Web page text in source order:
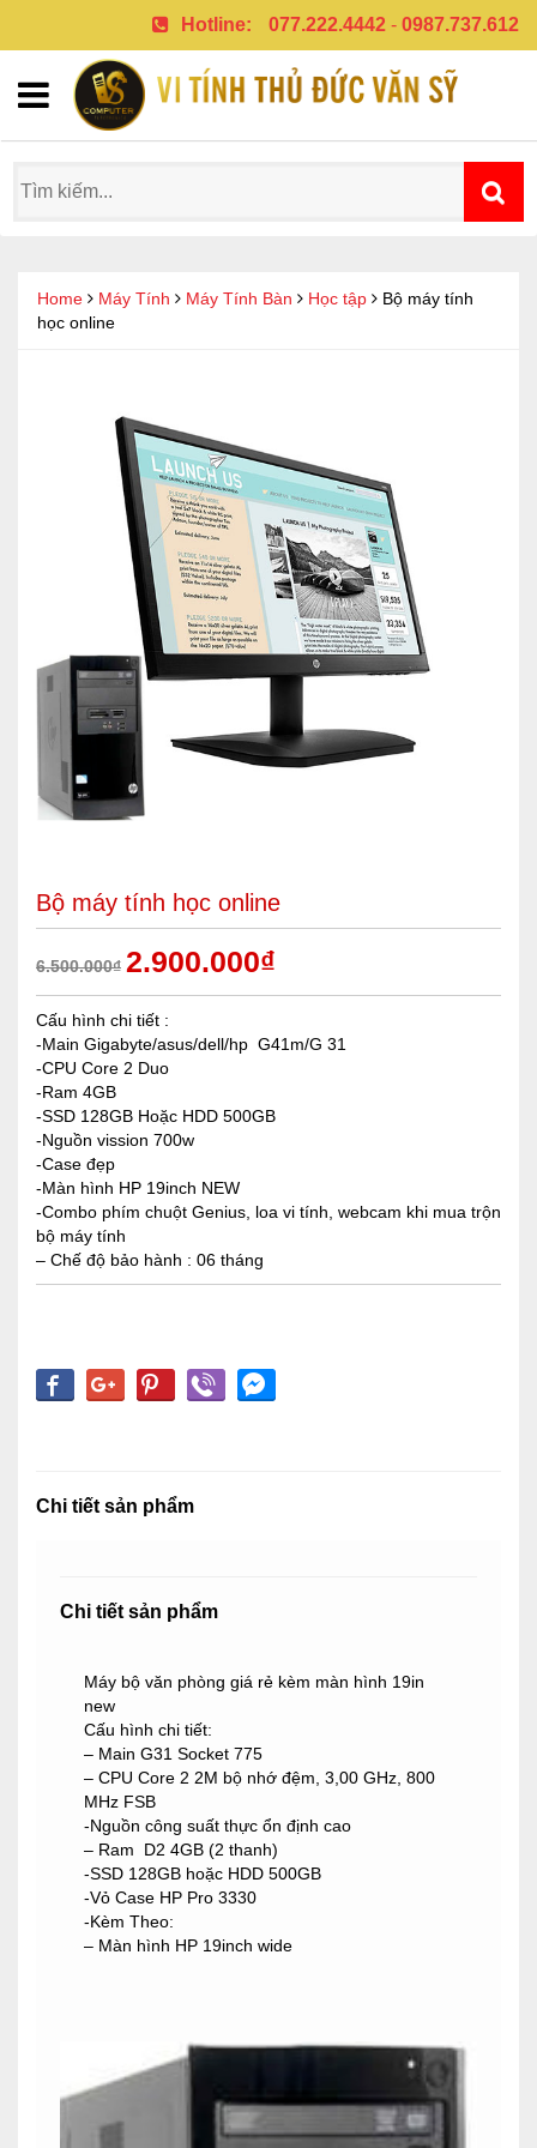
Hotline: 077.222.4442 - 0987.737.612
Home Máy Tính Máy Tính Bàn Học tập
Bộ máy tính
học online
Bộ máy tính học online
6.500.000₫ 2.900.000₫
Cấu hình chi tiết :
-Main Gigabyte/asus/dell/hp G41m/G 31
-CPU Core 2 Duo
-Ram 4GB
-SSD 128GB Hoặc HDD 500GB
-Nguồn vission 700w
-Case đẹp
-Màn hình HP 19inch NEW
-Combo phím chuột Genius, loa vi tính, webcam khi mua trộn
bộ máy tính
– Chế độ bảo hành : 06 tháng
Chi tiết sản phẩm
Chi tiết sản phẩm
Máy bộ văn phòng giá rẻ kèm màn hình 19in
new
Cấu hình chi tiết:
– Main G31 Socket 775
– CPU Core 2 2M bộ nhớ đệm, 3,00 GHz, 800
MHz FSB
-Nguồn công suất thực ổn định cao
– Ram D2 4GB (2 thanh)
-SSD 128GB hoặc HDD 500GB
-Vỏ Case HP Pro 3330
-Kèm Theo:
– Màn hình HP 19inch wide